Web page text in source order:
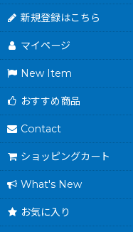
新規登録はこちら
マイページ
New Item
おすすめ商品
Contact
ショッピングカート
What's New
お気に入り